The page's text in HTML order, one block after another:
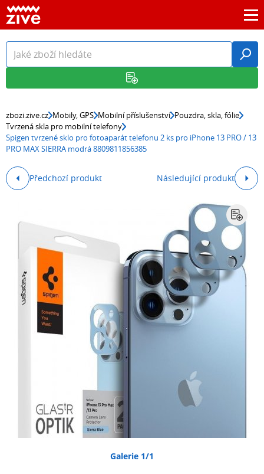
zbozi.zive.cz Mobily, GPS Mobilní příslušenství Pouzdra, skla, fólie
Tvrzená skla pro mobilní telefony
Spigen tvrzené sklo pro fotoaparát telefonu 2 ks pro iPhone 13 PRO / 13
PRO MAX SIERRA modrá 8809811856385
Předchozí produkt Následující produkt
Galerie 1/1